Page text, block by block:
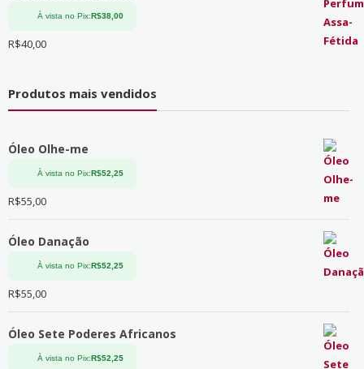
À vista no Pix:R$38,00
R$40,00
Produtos mais vendidos
Óleo Olhe-me
À vista no Pix:R$52,25
R$55,00
Óleo Danação
À vista no Pix:R$52,25
R$55,00
Óleo Sete Poderes Africanos
À vista no Pix:R$52,25